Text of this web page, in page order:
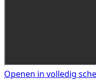
Openen in volledig